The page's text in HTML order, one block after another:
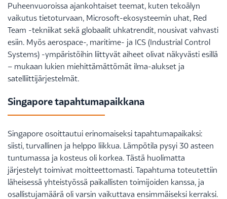
Puheenvuoroissa ajankohtaiset teemat, kuten tekoälyn
vaikutus tietoturvaan, Microsoft-ekosysteemin uhat, Red
Team -tekniikat sekä globaalit uhkatrendit, nousivat vahvasti
esiin. Myös aerospace-, maritime- ja ICS (Industrial Control
Systems) -ympäristöihin liittyvät aiheet olivat näkyvästi esillä
– mukaan lukien miehittämättömät ilma-alukset ja
satelliittijärjestelmät.
Singapore tapahtumapaikkana
Singapore osoittautui erinomaiseksi tapahtumapaikaksi:
siisti, turvallinen ja helppo liikkua. Lämpötila pysyi 30 asteen
tuntumassa ja kosteus oli korkea. Tästä huolimatta
järjestelyt toimivat moitteettomasti. Tapahtuma toteutettiin
läheisessä yhteistyössä paikallisten toimijoiden kanssa, ja
osallistujamäärä oli varsin vaikuttava ensimmäiseksi kerraksi.